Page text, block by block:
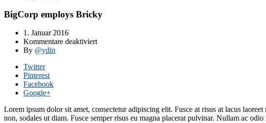
BigCorp employs Bricky
1. Januar 2016
Kommentare deaktiviertfür
By @ydin
Twitter
Pinterest
Facebook
Google+
Lorem ipsum dolor sit amet, consectetur adipiscing elit. Fusce at risus at lacus
non, sodales ut diam. Fusce semper risus eu magna placerat pulvinar. Nullam ac